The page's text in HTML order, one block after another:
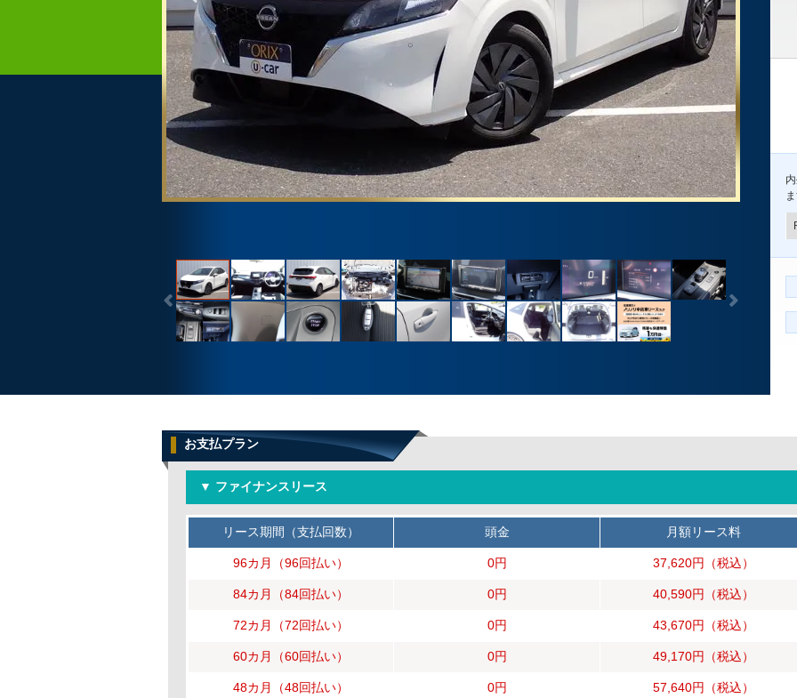
お支払プラン
▼ ファイナンスリース
リース期間（支払回数） 頭金 月額リース料
96カ月（96回払い） 0円 37,620円 （税込）
84カ月（84回払い） 0円 40,590円 （税込）
72カ月（72回払い） 0円 43,670円 （税込）
60カ月（60回払い） 0円 49,170円 （税込）
48カ月（48回払い） 0円 57,640円 （税込）